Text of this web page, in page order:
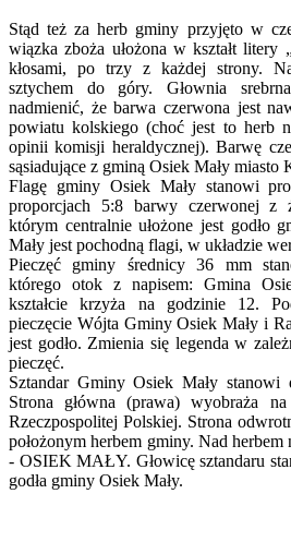
Stąd też za herb gminy przyjęto w
wiązka zboża ułożona w kształt litery
kłosami, po trzy z każdej strony.
sztychem do góry. Głownia
nadmienić, że barwa czerwona jest
powiatu kolskiego (choć jest to herb
opinii komisji heraldycznej). Barwę
sąsiadujące z gminą Osiek Mały miasto
Flagę gminy Osiek Mały stanowi
proporcjach 5:8 barwy czerwonej z
którym centralnie ułożone jest godło
Mały jest pochodną flagi, w układzie
Pieczęć gminy średnicy 36 mm
którego otok z napisem: Gmina
kształcie krzyża na godzinie 12.
pieczęcie Wójta Gminy Osiek Mały i
jest godło. Zmienia się legenda w
pieczęć.
Sztandar Gminy Osiek Mały stanowi
Strona główna (prawa) wyobraża
Rzeczpospolitej Polskiej. Strona
położonym herbem gminy. Nad
- OSIEK MAŁY. Głowicę sztandaru
godła gminy Osiek Mały.